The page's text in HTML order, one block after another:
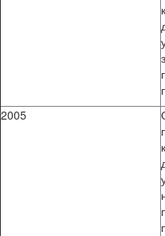
2005